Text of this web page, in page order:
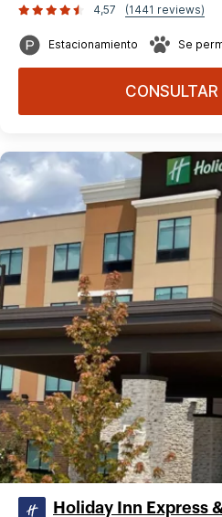
4,57
(1441 reviews)
Estacionamiento Se
CONSULTAR
Holiday Inn Express